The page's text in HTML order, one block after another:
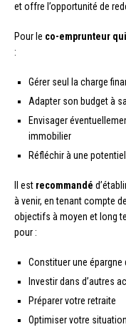
et offre l’opportunité de
Pour le co-emprunteur
:
Gérer seul la charge
Adapter son budget à
Envisager
immobilier
Réfléchir à une
Il est recommandé
à venir, en tenant compte
objectifs à moyen et long
pour :
Constituer une épargne
Investir dans d’autres
Préparer votre retraite
Optimiser votre